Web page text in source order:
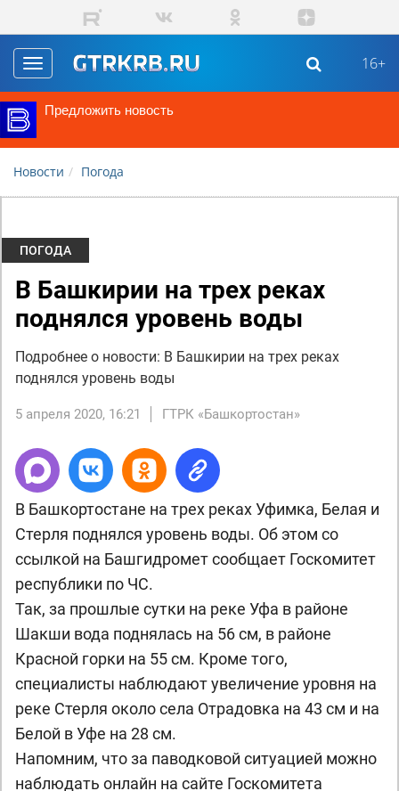
Перейти к основному содержанию
Toggle
navigation
16+
Предложить новость
Новости Погода
ПОГОДА
В Башкирии на трех реках
поднялся уровень воды
Подробнее о новости: В Башкирии на трех реках
поднялся уровень воды
5 апреля 2020, 16:21 ГТРК «Башкортостан»
В Башкортостане на трех реках Уфимка, Белая и
Стерля поднялся уровень воды. Об этом со
ссылкой на Башгидромет сообщает Госкомитет
республики по ЧС.
Так, за прошлые сутки на реке Уфа в районе
Шакши вода поднялась на 56 см, в районе
Красной горки на 55 см. Кроме того,
специалисты наблюдают увеличение уровня на
реке Стерля около села Отрадовка на 43 см и на
Белой в Уфе на 28 см.
Напомним, что за паводковой ситуацией можно
наблюдать онлайн на сайте Госкомитета